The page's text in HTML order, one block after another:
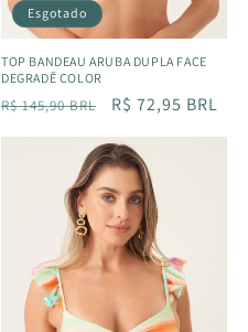
Esgotado
TOP BANDEAU ARUBA DUPLA FACE
DEGRADÊ COLOR
Preço
R$ 145,90 BRL
Preço
R$ 72,95 BRL